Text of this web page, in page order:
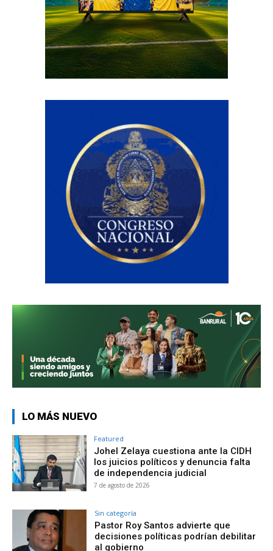
LO MÁS NUEVO
Featured
Johel Zelaya cuestiona ante la CIDH
los juicios políticos y denuncia falta
de independencia judicial
7 de agosto de 2026
Sin categoría
Pastor Roy Santos advierte que
decisiones políticas podrían debilitar
al gobierno